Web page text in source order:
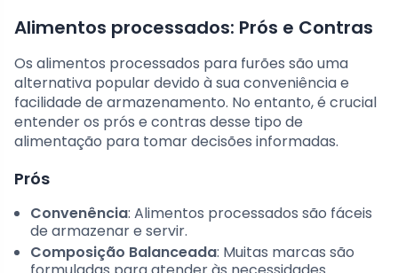
Alimentos processados: Prós e Contras
Os alimentos processados para furões são uma
alternativa popular devido à sua conveniência e
facilidade de armazenamento. No entanto, é crucial
entender os prós e contras desse tipo de
alimentação para tomar decisões informadas.
Prós
Convenência: Alimentos processados são fáceis
de armazenar e servir.
Composição Balanceada: Muitas marcas são